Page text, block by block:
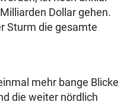
Dollar gehen.
Sturm die gesamte
mehr bange Blicke
die weiter nördlich